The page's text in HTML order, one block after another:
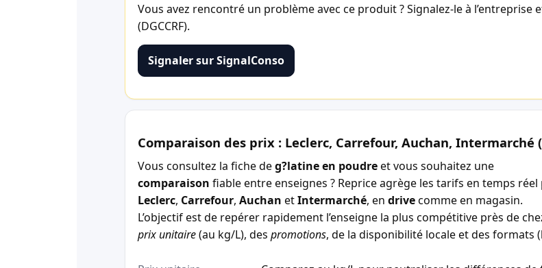
Vous avez rencontré un problème avec ce produit ? Signalez-le à l’entreprise
(DGCCRF).
Signaler sur SignalConso
Comparaison des prix : Leclerc, Carrefour, Auchan, Intermarché
Vous consultez la fiche deg?latine en poudreet vous souhaitez une
comparaison fiable entre enseignes ? Reprice agrège les tarifs en temps
Leclerc, Carrefour, Auchan etIntermarché, en drivecomme en magasin.
L’objectif est de repérer rapidement l’enseigne la plus compétitive près de
prix unitaire(au kg/L), des promotions, de la disponibilité locale et des formats